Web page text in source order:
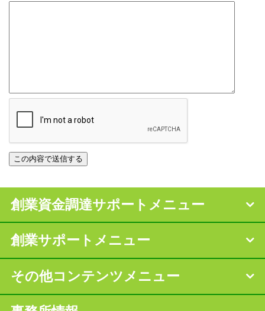
創業資金調達サポートメニュー
創業サポートメニュー
その他コンテンツメニュー